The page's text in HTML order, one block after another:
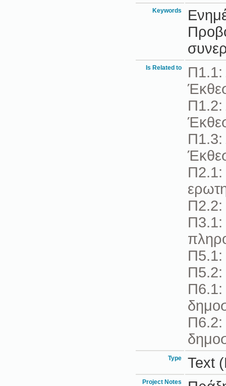
Keywords
Is Related to
Π1.1:
Π1.2:
Π1.3:
Π2.1:
Π2.2:
Π3.1:
Π5.1:
Π5.2:
Π6.1:
Π6.2:
Type Text
Project Notes